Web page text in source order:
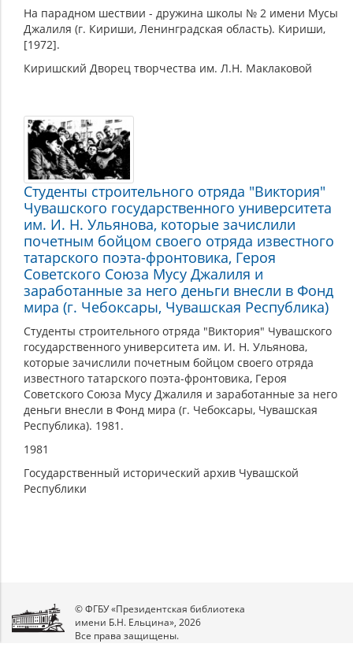
На парадном шествии - дружина школы № 2 имени Мусы
Джалиля (г. Кириши, Ленинградская область). Кириши,
[1972].
Киришский Дворец творчества им. Л.Н. Маклаковой
Студенты строительного отряда "Виктория"
Чувашского государственного университета
им. И. Н. Ульянова, которые зачислили
почетным бойцом своего отряда известного
татарского поэта-фронтовика, Героя
Советского Союза Мусу Джалиля и
заработанные за него деньги внесли в Фонд
мира (г. Чебоксары, Чувашская Республика)
Студенты строительного отряда "Виктория" Чувашского
государственного университета им. И. Н. Ульянова,
которые зачислили почетным бойцом своего отряда
известного татарского поэта-фронтовика, Героя
Советского Союза Мусу Джалиля и заработанные за него
деньги внесли в Фонд мира (г. Чебоксары, Чувашская
Республика). 1981.
1981
Государственный исторический архив Чувашской
Республики
© ФГБУ «Президентская библиотека
имени Б.Н. Ельцина», 2026
Все права защищены.